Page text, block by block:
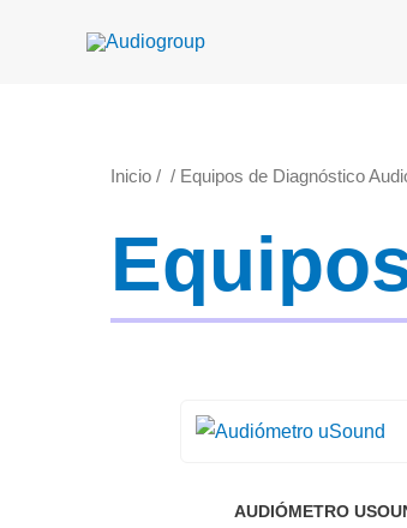
Inicio / / Equipos de Diagnóstico
AUDIÓMETRO